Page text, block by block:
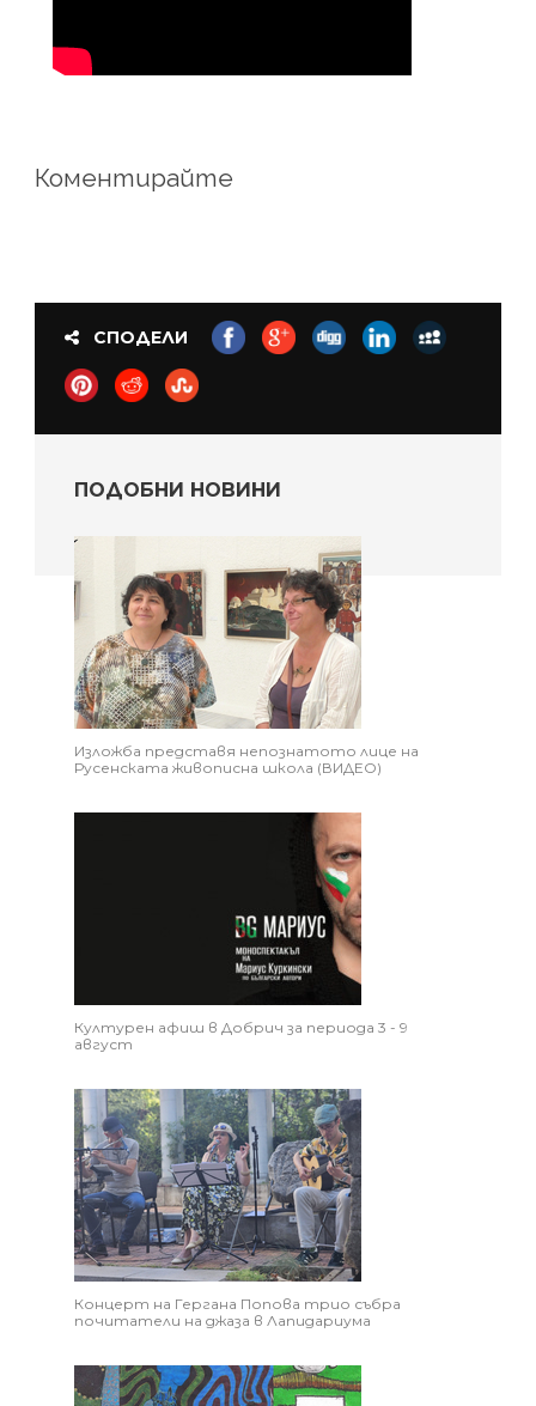
Коментирайте
СПОДЕЛИ
ПОДОБНИ НОВИНИ
Изложба представя непознатото лице на
Русенската живописна школа (ВИДЕО)
Културен афиш в Добрич за периода 3 - 9
август
Концерт на Гергана Попова трио събра
почитатели на джаза в Лапидариума